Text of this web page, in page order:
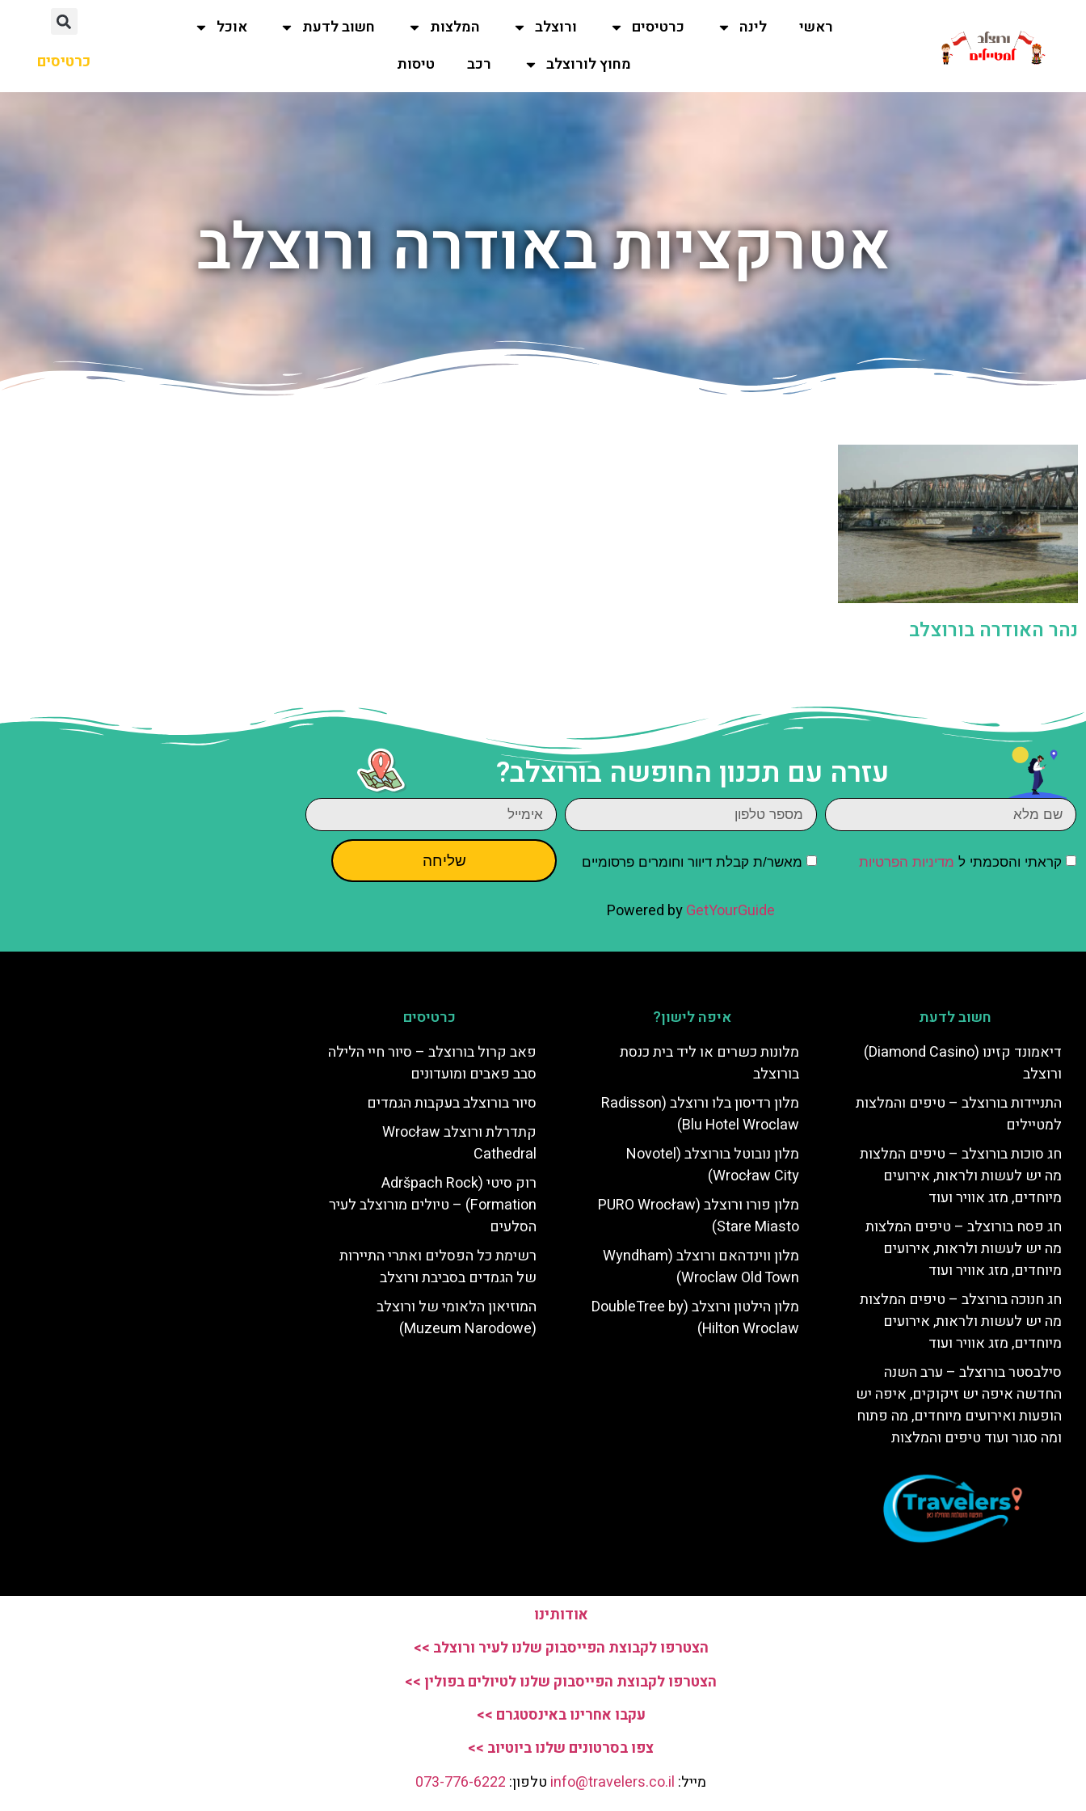
ראשי לינה כרטיסים ורוצלב המלצות חשוב לדעת
אוכל
מחוץ לורוצלב
רכב טיסות כרטיסים
אטרקציות באודרה ורוצלב
נהר האודרה בורוצלב
עזרה עם תכנון החופשה בורוצלב?
קראתי והסכמתי ל מדיניות הפרטיות מאשר/ת קבלת דיוור וחומרים פרסומיים שליחה
Powered byGetYourGuide
חשוב לדעת
דיאמונד קזינו (Diamond Casino)
ורוצלב
התניידות בורוצלב – טיפים והמלצות
למטיילים
חג סוכות בורוצלב – טיפים המלצות
מה יש לעשות ולראות, אירועים
מיוחדים, מזג אוויר ועוד
חג פסח בורוצלב – טיפים המלצות
מה יש לעשות ולראות, אירועים
מיוחדים, מזג אוויר ועוד
חג חנוכה בורוצלב – טיפים המלצות
מה יש לעשות ולראות, אירועים
מיוחדים, מזג אוויר ועוד
סילבסטר בורוצלב – ערב השנה
החדשה איפה יש זיקוקים, איפה יש
הופעות ואירועים מיוחדים, מה פתוח
ומה סגור ועוד טיפים והמלצות
איפה לישון?
מלונות כשרים או ליד בית כנסת
בורוצלב
מלון רדיסון בלו ורוצלב (Radisson
Blu Hotel Wroclaw)
מלון נובוטל בורוצלב (Novotel
Wrocław City)
מלון פורו ורוצלב (PURO Wrocław
Stare Miasto)
מלון ווינדהאם ורוצלב (Wyndham
Wroclaw Old Town)
מלון הילטון ורוצלב (DoubleTree by
Hilton Wroclaw)
כרטיסים
פאב קרול בורוצלב – סיור חיי הלילה
סבב פאבים ומועדונים
סיור בורוצלב בעקבות הגמדים
‎קתדרלת ורוצלב Wrocław
Cathedral
רוק סיטי (Adršpach Rock
Formation) – טיולים מורוצלב לעיר
הסלעים
רשימת כל הפסלים ואתרי התיירות
של הגמדים בסביבת ורוצלב
המוזיאון הלאומי של ורוצלב
(Muzeum Narodowe)
אודותינו
הצטרפו לקבוצת הפייסבוק שלנו לעיר ורוצלב >>
הצטרפו לקבוצת הפייסבוק שלנו לטיולים בפולין >>
עקבו אחרינו באינסטגרם >>
צפו בסרטונים שלנו ביוטיוב >>
מייל:
טלפון: 073-776-6222